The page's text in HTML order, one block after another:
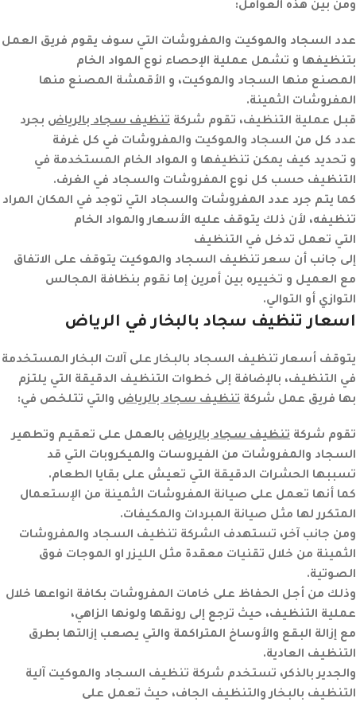
ومن بين هذه العوامل:
عدد السجاد والموكيت والمفروشات التي سوف يقوم فريق العمل
بتنظيفها و تشمل عملية الإحصاء نوع المواد الخام
المصنع منها السجاد والموكيت، و الأقمشة المصنع منها
المفروشات الثمينة.
قبل عملية التنظيف، تقوم شركة تنظيف سجاد بالرياض بجرد
عدد كل من السجاد والموكيت والمفروشات في كل غرفة
و تحديد كيف يمكن تنظيفها و المواد الخام المستخدمة في
التنظيف حسب كل نوع المفروشات والسجاد في الغرف.
كما يتم جرد عدد المفروشات والسجاد التي توجد في المكان المراد
تنظيفه، لأن ذلك يتوقف عليه الأسعار والمواد الخام
التي تعمل تدخل في التنظيف
إلى جانب أن سعر تنظيف السجاد والموكيت يتوقف على الاتفاق
مع العميل و تخييره بين أمرين إما نقوم بنظافة المجالس
التوازي أو التوالي.
اسعار تنظيف سجاد بالبخار في الرياض
يتوقف أسعار تنظيف السجاد بالبخار على آلات البخار المستخدمة
في التنظيف، بالإضافة إلى خطوات التنظيف الدقيقة التي يلتزم
بها فريق عمل شركة تنظيف سجاد بالرياض والتي تتلخص في:
تقوم شركة تنظيف سجاد بالرياض بالعمل على تعقيم وتطهير
السجاد والمفروشات من الفيروسات والميكروبات التي قد
تسببها الحشرات الدقيقة التي تعيش على بقايا الطعام.
كما أنها تعمل على صيانة المفروشات الثمينة من الإستعمال
المتكرر لها مثل صيانة المبردات والمكيفات.
ومن جانب آخر، تستهدف الشركة تنظيف السجاد والمفروشات
الثمينة من خلال تقنيات معقدة مثل الليزر او الموجات فوق
الصوتية.
وذلك من أجل الحفاظ على خامات المفروشات بكافة انواعها خلال
عملية التنظيف، حيث ترجع إلى رونقها ولونها الزاهي،
مع إزالة البقع والأوساخ المتراكمة والتي يصعب إزالتها بطرق
التنظيف العادية.
والجدير بالذكر، تستخدم شركة تنظيف السجاد والموكيت آلية
التنظيف بالبخار والتنظيف الجاف، حيث تعمل على